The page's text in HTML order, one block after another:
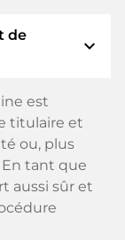
de
expand_more
est
titulaire et
ou, plus
tant que
aussi sûr et